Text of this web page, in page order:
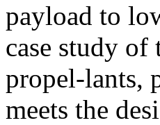
payload to
case study
propel-lants,
meets the